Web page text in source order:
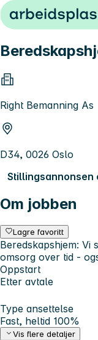
Hopp til innhold
Right Bemanning As
D34, 0026 Oslo
Stillingsannonsen
Om jobben
Lagre favoritt
Beredskapshjem:
omsorg over tid -
Oppstart
Etter avtale
Type ansettelse
Fast, heltid 100%
Vis flere detaljer